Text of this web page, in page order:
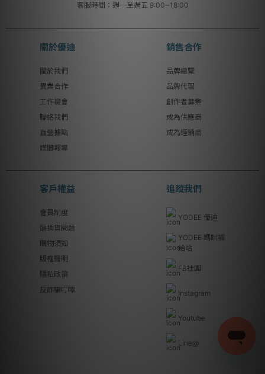
客服時間：週一至週五 9:00~18:00
關於優迪
關於我們
異業合作
工作機會
聯絡我們
直營據點
媒體報導
銷售合作
品牌總覽
品牌代理
創作者募集
成為供應商
成為經銷商
客戶權益
會員制度
退換貨問題
購物須知
版權聲明
隱私政策
反詐騙叮嚀
追蹤我們
YODEE 優迪
YODEE 媽咪補
給站
FB社團
Instagram
Youtube
Line@